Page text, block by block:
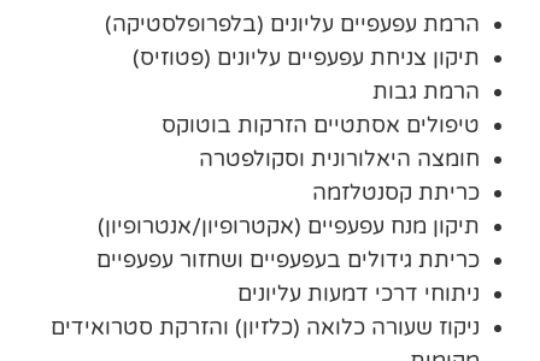
הרמת עפעפיים עליונים (בלפרופלסטיקה)
תיקון צניחת עפעפיים עליונים (פטוזיס)
הרמת גבות
טיפולים אסתטיים הזרקות בוטוקס
חומצה היאלורונית וסקולפטרה
כריתת קסנטלזמה
תיקון מנח עפעפיים (אקטרופיון/אנטרופיון)
כריתת גידולים בעפעפיים ושחזור עפעפיים
ניתוחי דרכי דמעות עליונים
ניקוז שעורה כלואה (כלזיון) והזרקת סטרואידים